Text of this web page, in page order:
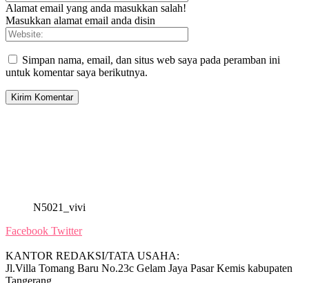
Alamat email yang anda masukkan salah!
Masukkan alamat email anda disin
Simpan nama, email, dan situs web saya pada peramban ini
untuk komentar saya berikutnya.
N5021_vivi
Facebook Twitter
KANTOR REDAKSI/TATA USAHA:
Jl.Villa Tomang Baru No.23c Gelam Jaya Pasar Kemis kabupaten